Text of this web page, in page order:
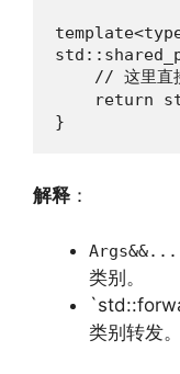
// 这里
return
}
解释 ：
类别。
类别转发。